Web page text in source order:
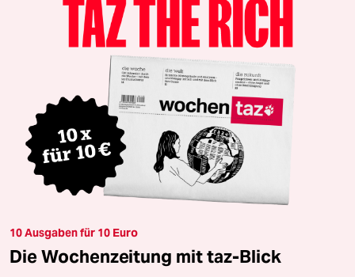
10 Ausgaben für 10 Euro
Die Wochenzeitung mit taz-Blick